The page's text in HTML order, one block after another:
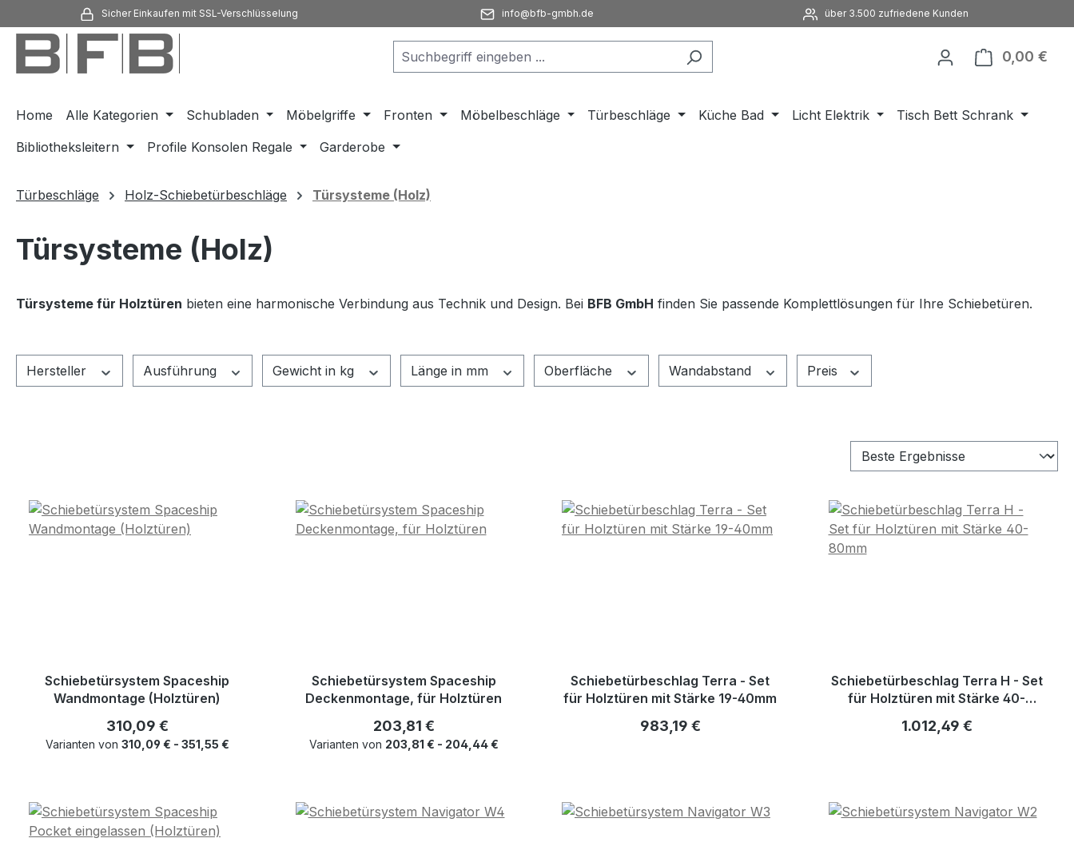
Hauptinhalt springen
Zur Suche springen
Zur Hauptnavigation springen
Sicher Einkaufen mit SSL-Verschlüsselung info@bfb-gmbh.de über 3.500 zufriedene Kunden
0,00 €
Home Alle Kategorien Schubladen Möbelgriffe Fronten Möbelbeschläge Türbeschläge Küche Bad Licht Elektrik
Tisch Bett Schrank
Bibliotheksleitern
Profile Konsolen Regale Garderobe
Türbeschläge Holz-Schiebetürbeschläge Türsysteme (Holz)
Türsysteme (Holz)
Türsysteme für Holztüren bieten eine harmonische Verbindung aus Technik und Design. Bei BFB GmbH finden Sie passende Komplettlösungen für Ihre Schiebetüren.
Hersteller Ausführung Gewicht in kg Länge in mm Oberfläche Wandabstand Preis
Schiebetürsystem Spaceship
Wandmontage (Holztüren)
Regulärer Preis:
310,09 €
Varianten von 310,09 € - 351,55 €
Schiebetürsystem Spaceship
Deckenmontage, für Holztüren
Regulärer Preis:
203,81 €
Varianten von 203,81 € - 204,44 €
Schiebetürbeschlag Terra - Set
für Holztüren mit Stärke 19-40mm
Regulärer Preis:
983,19 €
Schiebetürbeschlag Terra H - Set
für Holztüren mit Stärke 40-
Regulärer Preis:
1.012,49 €